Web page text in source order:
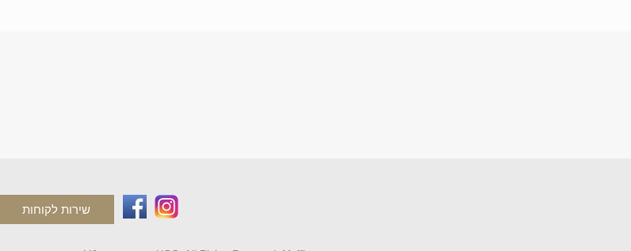
שירות לקוחות